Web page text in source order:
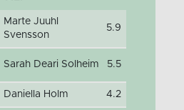
Marte Juuhl
Svensson
5.9
Sarah Deari Solheim 5.5
Daniella Holm 4.2